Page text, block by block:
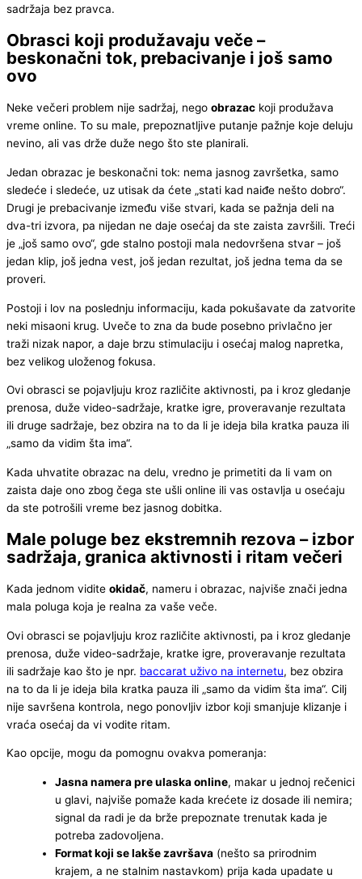
sadržaja bez pravca.
Obrasci koji produžavaju veče –
beskonačni tok, prebacivanje i još samo
ovo
Neke večeri problem nije sadržaj, nego obrazac koji produžava
vreme online. To su male, prepoznatljive putanje pažnje koje deluju
nevino, ali vas drže duže nego što ste planirali.
Jedan obrazac je beskonačni tok: nema jasnog završetka, samo
sledeće i sledeće, uz utisak da ćete „stati kad naiđe nešto dobro“.
Drugi je prebacivanje između više stvari, kada se pažnja deli na
dva-tri izvora, pa nijedan ne daje osećaj da ste zaista završili. Treći
je „još samo ovo“, gde stalno postoji mala nedovršena stvar – još
jedan klip, još jedna vest, još jedan rezultat, još jedna tema da se
proveri.
Postoji i lov na poslednju informaciju, kada pokušavate da zatvorite
neki misaoni krug. Uveče to zna da bude posebno privlačno jer
traži nizak napor, a daje brzu stimulaciju i osećaj malog napretka,
bez velikog uloženog fokusa.
Ovi obrasci se pojavljuju kroz različite aktivnosti, pa i kroz gledanje
prenosa, duže video-sadržaje, kratke igre, proveravanje rezultata
ili druge sadržaje, bez obzira na to da li je ideja bila kratka pauza ili
„samo da vidim šta ima“.
Kada uhvatite obrazac na delu, vredno je primetiti da li vam on
zaista daje ono zbog čega ste ušli online ili vas ostavlja u osećaju
da ste potrošili vreme bez jasnog dobitka.
Male poluge bez ekstremnih rezova – izbor
sadržaja, granica aktivnosti i ritam večeri
Kada jednom vidite okidač, nameru i obrazac, najviše znači jedna
mala poluga koja je realna za vaše veče.
Ovi obrasci se pojavljuju kroz različite aktivnosti, pa i kroz gledanje
prenosa, duže video-sadržaje, kratke igre, proveravanje rezultata
ili sadržaje kao što je npr. baccarat uživo na internetu, bez obzira
na to da li je ideja bila kratka pauza ili „samo da vidim šta ima“. Cilj
nije savršena kontrola, nego ponovljiv izbor koji smanjuje klizanje i
vraća osećaj da vi vodite ritam.
Kao opcije, mogu da pomognu ovakva pomeranja:
Jasna namera pre ulaska online, makar u jednoj rečenici
u glavi, najviše pomaže kada krećete iz dosade ili nemira;
signal da radi je da brže prepoznate trenutak kada je
potreba zadovoljena.
Format koji se lakše završava (nešto sa prirodnim
krajem, a ne stalnim nastavkom) prija kada upadate u